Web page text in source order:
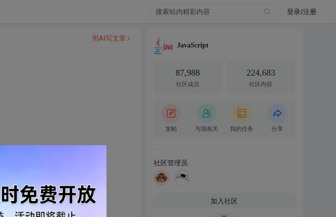
登录/注册
用AI写文章
JavaScript
87,988
社区成员
224,683
社区内容
发帖 与我相关 我的任务 分享
社区管理员
加入社区